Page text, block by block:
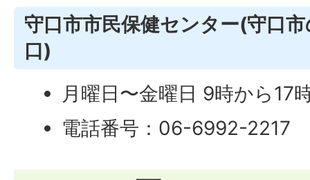
守口市市民保健センター(守口
口)
月曜日〜金曜日 9時から17
電話番号：06-6992-2217